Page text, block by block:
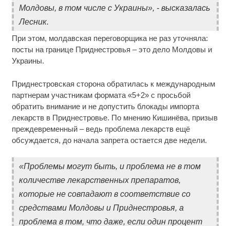
Молдовы, в том числе с Украины», - высказалась
Лесник.
При этом, молдавская переговорщика не раз уточняла:
посты на границе Приднестровья – это дело Молдовы и
Украины.
Приднестровская сторона обратилась к международным
партнерам участникам формата «5+2» с просьбой
обратить внимание и не допустить блокады импорта
лекарств в Приднестровье. По мнению Кишинёва, призыв
преждевременный – ведь проблема лекарств ещё
обсуждается, до начала запрета остается две недели.
«Проблемы могут быть, и проблема не в том
количестве лекарственных препаратов,
которые не совпадают в соответствие со
средствами Молдовы и Приднестровья, а
проблема в том, что даже, если один процент